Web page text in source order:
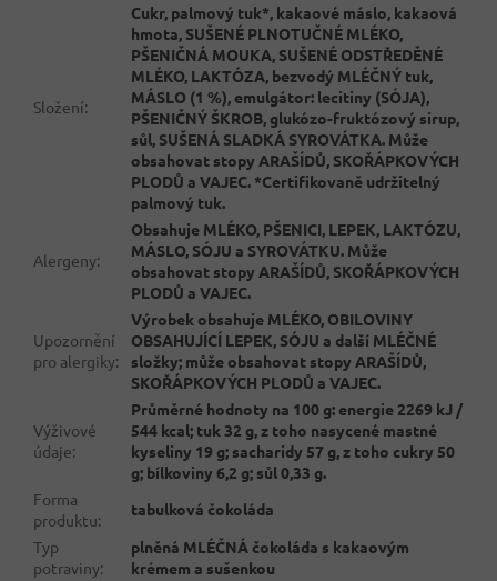
Složení:
Cukr, palmový tuk*, kakaové máslo, kakaová
hmota, SUŠENÉ PLNOTUČNÉ MLÉKO,
PŠENIČNÁ MOUKA, SUŠENÉ ODSTŘEDĚNÉ
MLÉKO, LAKTÓZA, bezvodý MLÉČNÝ tuk,
MÁSLO (1 %), emulgátor: lecitiny (SÓJA),
PŠENIČNÝ ŠKROB, glukózo-fruktózový sirup,
sůl, SUŠENÁ SLADKÁ SYROVÁTKA. Může
obsahovat stopy ARAŠÍDŮ, SKOŘÁPKOVÝCH
PLODŮ a VAJEC. *Certifikovaně udržitelný
palmový tuk.
Alergeny:
Obsahuje MLÉKO, PŠENICI, LEPEK, LAKTÓZU,
MÁSLO, SÓJU a SYROVÁTKU. Může
obsahovat stopy ARAŠÍDŮ, SKOŘÁPKOVÝCH
PLODŮ a VAJEC.
Upozornění
pro alergiky:
Výrobek obsahuje MLÉKO, OBILOVINY
OBSAHUJÍCÍ LEPEK, SÓJU a další MLÉČNÉ
složky; může obsahovat stopy ARAŠÍDŮ,
SKOŘÁPKOVÝCH PLODŮ a VAJEC.
Výživové
údaje:
Průměrné hodnoty na 100 g: energie 2269 kJ /
544 kcal; tuk 32 g, z toho nasycené mastné
kyseliny 19 g; sacharidy 57 g, z toho cukry 50
g; bílkoviny 6,2 g; sůl 0,33 g.
Forma
produktu:
tabulková čokoláda
Typ
potraviny:
plněná MLÉČNÁ čokoláda s kakaovým
krémem a sušenkou